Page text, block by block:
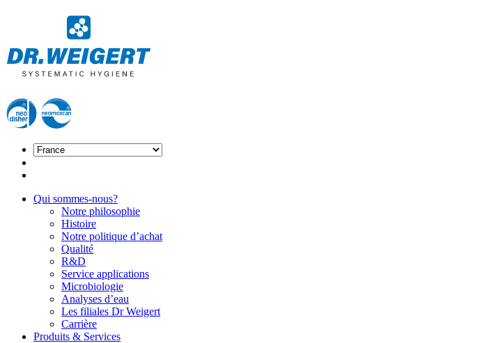
Qui sommes-nous?
Notre philosophie
Histoire
Notre politique d’achat
Qualité
R&D
Service applications
Microbiologie
Analyses d’eau
Les filiales Dr Weigert
Carrière
Produits & Services